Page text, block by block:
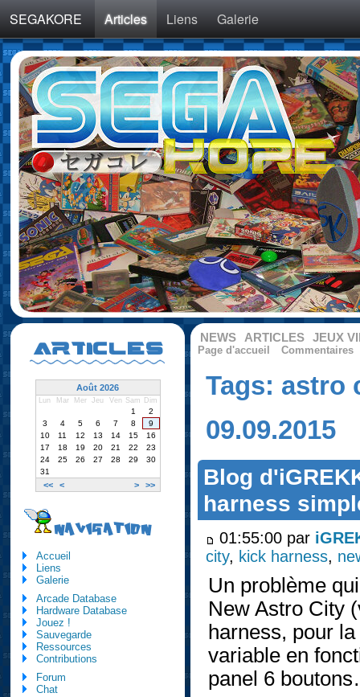
SEGAKORE Articles Liens Galerie
NEWS ARTICLES JEUX
Page d'accueil Commentaires
Tags: astro
09.09.2015
Blog
harness
01:55:00 par
city, kick harness,
Un problème
New Astro City
harness, pour
variable en
panel 6
ARTICLES
Août 2026
Lun Mar Mer Jeu Ven Sam Dim
<< < > >>
1
2
3
4 5 6 7 8
9
10
11 12 13 14 15
16
17
18 19 20 21 22
23
24
25 26 27 28 29
30
31
NAVIGATION
Accueil
Liens
Galerie
Arcade Database
Hardware Database
Jouez !
Sauvegarde
Ressources
Contributions
Forum
Chat